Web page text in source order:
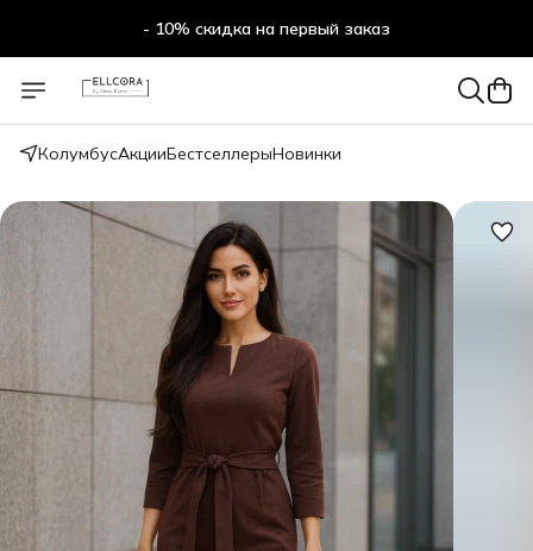
- 10% скидка на первый заказ
КолумбусАкцииБестселлерыНовинки